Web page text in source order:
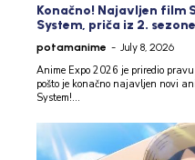
Konačno! Najavljen film
System, priča iz 2.
potamanime - July 8, 2026
Anime Expo 2026 je priredio
pošto je konačno najavljen novi
System!...